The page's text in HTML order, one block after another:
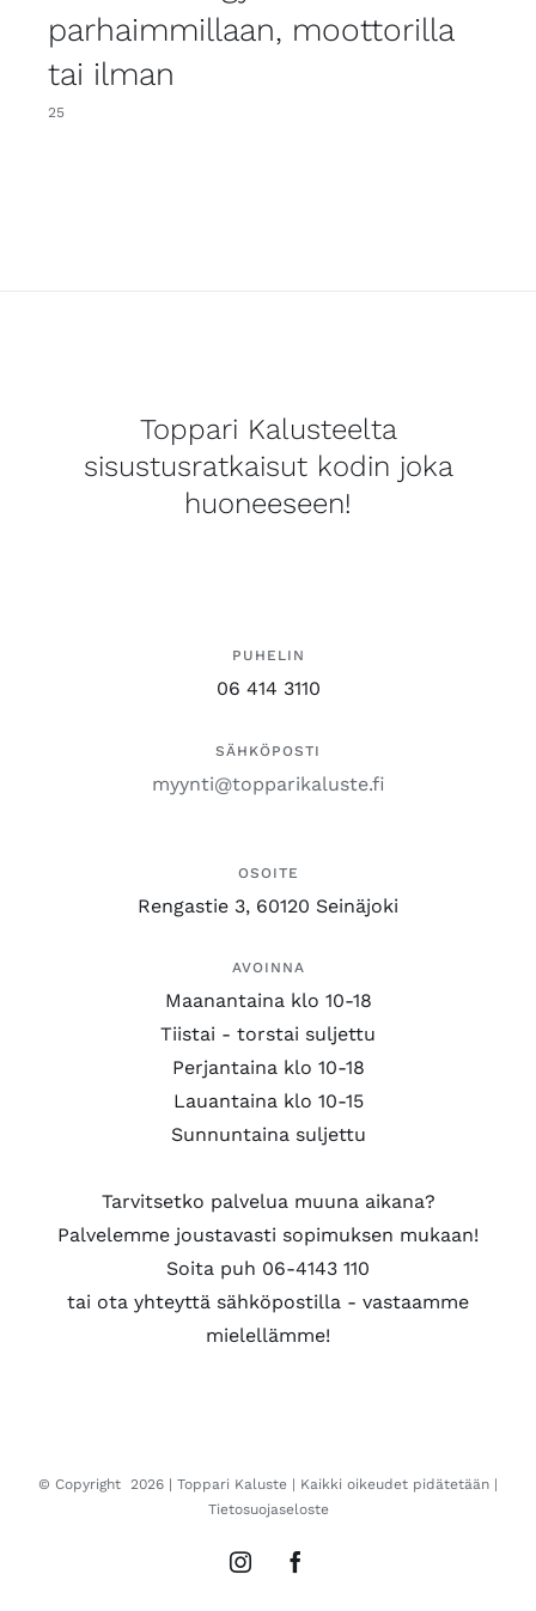
parhaimmillaan, moottorilla
tai ilman
25
Toppari Kalusteelta
sisustusratkaisut kodin joka
huoneeseen!
PUHELIN
06 414 3110
SÄHKÖPOSTI
myynti@topparikaluste.fi
OSOITE
Rengastie 3, 60120 Seinäjoki
AVOINNA
Maanantaina klo 10-18
Tiistai - torstai suljettu
Perjantaina klo 10-18
Lauantaina klo 10-15
Sunnuntaina suljettu
Tarvitsetko palvelua muuna aikana?
Palvelemme joustavasti sopimuksen mukaan!
Soita puh 06-4143 110
tai ota yhteyttä sähköpostilla - vastaamme
mielellämme!
© Copyright 2026 | Toppari Kaluste | Kaikki oikeudet pidätetään |
Tietosuojaseloste
Instagram